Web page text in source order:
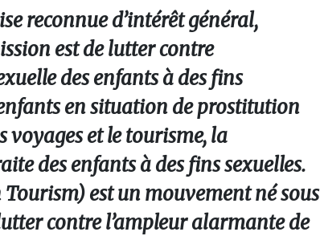
reconnue d’intérêt général,
est de lutter contre
des enfants à des fins
en situation de prostitution
voyages et le tourisme, la
des enfants à des fins sexuelles.
est un mouvement né sous
contre l’ampleur alarmante de